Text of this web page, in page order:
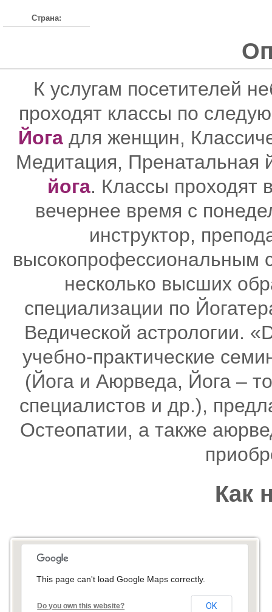
Страна:
К услугам посетителей
проходят классы по
Йога для женщин,
Медитация, Пренатальная
йога. Классы проходят
вечернее время с
инструктор,
высокопрофессиональным
несколько высших
специализации по
Ведической астрологии.
учебно-практические
(Йога и Аюрведа, Йога –
специалистов и др.),
Остеопатии, а также
Как
This page can't load Google Maps correctly.
Do you own this website? OK